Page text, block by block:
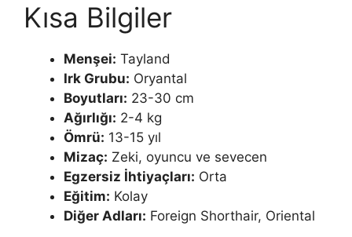
Kısa Bilgiler
Menşei: Tayland
Irk Grubu: Oryantal
Boyutları: 23-30 cm
Ağırlığı: 2-4 kg
Ömrü: 13-15 yıl
Mizaç: Zeki, oyuncu ve sevecen
Egzersiz İhtiyaçları: Orta
Eğitim: Kolay
Diğer Adları: Foreign Shorthair, Oriental